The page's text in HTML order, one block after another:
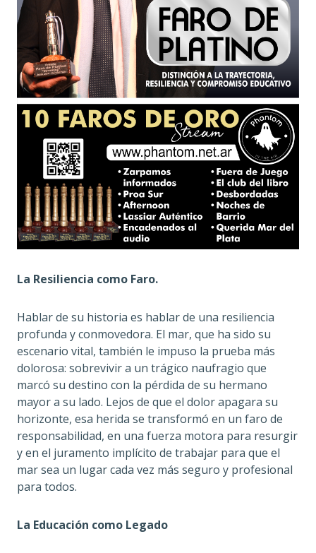
La Resiliencia como Faro.
Hablar de su historia es hablar de una resiliencia
profunda y conmovedora. El mar, que ha sido su
escenario vital, también le impuso la prueba más
dolorosa: sobrevivir a un trágico naufragio que
marcó su destino con la pérdida de su hermano
mayor a su lado. Lejos de que el dolor apagara su
horizonte, esa herida se transformó en un faro de
responsabilidad, en una fuerza motora para resurgir
y en el juramento implícito de trabajar para que el
mar sea un lugar cada vez más seguro y profesional
para todos.
La Educación como Legado